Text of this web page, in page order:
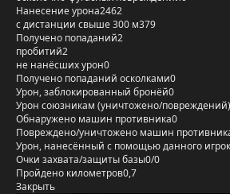
Нанесение урона2462
с дистанции свыше 300 м379
Получено попаданий2
пробитий2
не нанёсших урон0
Получено попаданий осколками0
Урон, заблокированный бронёй0
Урон союзникам (уничтожено/повреждений)
Обнаружено машин противника0
Повреждено/уничтожено машин
Урон, нанесённый с помощью данного
Очки захвата/защиты базы0/0
Пройдено километров0,7
Закрыть